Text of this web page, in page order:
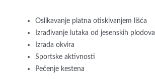
Oslikavanje platna otiskivanjem lišća
Izrađivanje lutaka od jesenskih plodova
Izrada okvira
Sportske aktivnosti
Pečenje kestena